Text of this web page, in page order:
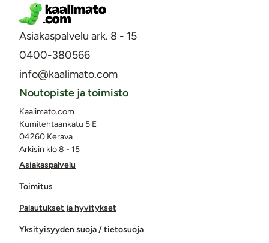
Asiakaspalvelu ark. 8 - 15
0400-380566
info@kaalimato.com
Asiakaspalvelu
Toimitus
Palautukset ja hyvitykset
Yksityisyyden suoja / tietosuoja
Noutopiste ja toimisto
Kaalimato.com
Kumitehtaankatu 5 E
04260 Kerava
Arkisin klo 8 - 15